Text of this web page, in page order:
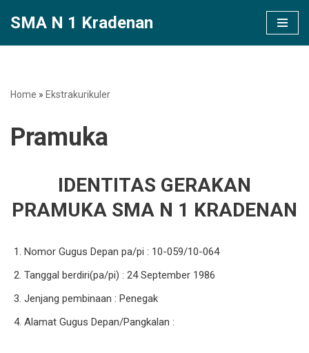
SMA N 1 Kradenan
Home » Ekstrakurikuler
Pramuka
IDENTITAS GERAKAN
PRAMUKA SMA N 1 KRADENAN
Nomor Gugus Depan pa/pi : 10-059/10-064
Tanggal berdiri(pa/pi) : 24 September 1986
Jenjang pembinaan : Penegak
Alamat Gugus Depan/Pangkalan :